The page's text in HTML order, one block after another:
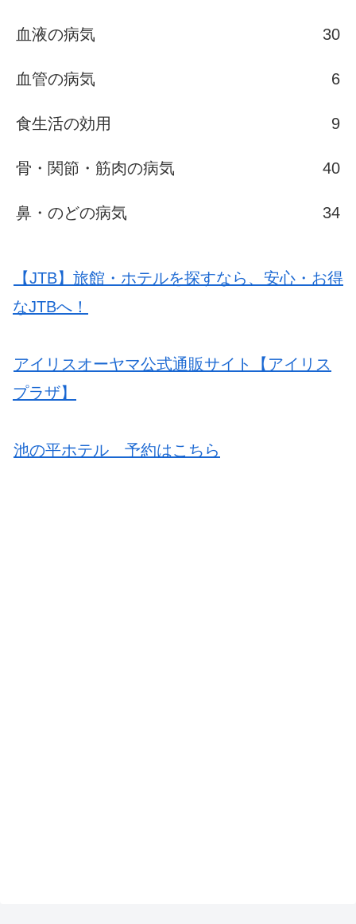
血液の病気 30
血管の病気 6
食生活の効用 9
骨・関節・筋肉の病気 40
鼻・のどの病気 34
【JTB】旅館・ホテルを探すなら、安心・お得
なJTBへ！
アイリスオーヤマ公式通販サイト【アイリス
プラザ】
池の平ホテル 予約はこちら